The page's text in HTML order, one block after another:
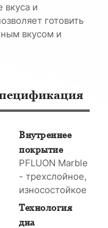
вкуса и
готовить
вкусом и
Внутреннее
покрытие
PFLUON Marble
- трехслойное,
износостойкое
Tехнология
дна